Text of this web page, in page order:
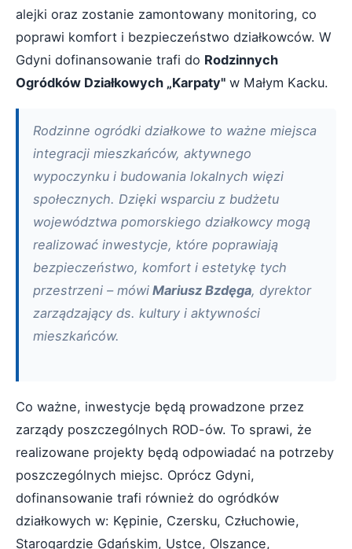
alejki oraz zostanie zamontowany monitoring, co
poprawi komfort i bezpieczeństwo działkowców. W
Gdyni dofinansowanie trafi do Rodzinnych
Ogródków Działkowych „Karpaty" w Małym Kacku.
Rodzinne ogródki działkowe to ważne miejsca
integracji mieszkańców, aktywnego
wypoczynku i budowania lokalnych więzi
społecznych. Dzięki wsparciu z budżetu
województwa pomorskiego działkowcy mogą
realizować inwestycje, które poprawiają
bezpieczeństwo, komfort i estetykę tych
przestrzeni – mówi Mariusz Bzdęga, dyrektor
zarządzający ds. kultury i aktywności
mieszkańców.
Co ważne, inwestycje będą prowadzone przez
zarządy poszczególnych ROD-ów. To sprawi, że
realizowane projekty będą odpowiadać na potrzeby
poszczególnych miejsc. Oprócz Gdyni,
dofinansowanie trafi również do ogródków
działkowych w: Kępinie, Czersku, Człuchowie,
Starogardzie Gdańskim, Ustce, Olszance,